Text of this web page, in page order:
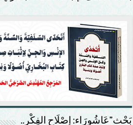
بَحْث”عَاشُورَاء: إصْلَاح الفِكْر..